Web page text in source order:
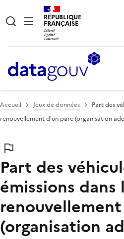
RÉPUBLIQUE
FRANÇAISE
Accueil Jeux de données
Part des
renouvellement d'un parc (organisation
Part des
émissions dans
(organisation